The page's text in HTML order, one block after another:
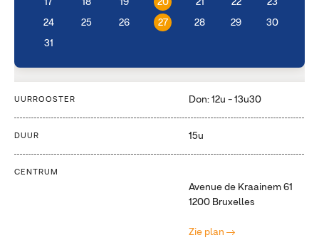
17 18 19 20 21 22 23
24 25 26 27 28 29 30
31
UURROOSTER Don: 12u - 13u30
DUUR 15u
CENTRUM
Avenue de Kraainem 61
1200 Bruxelles
Zie plan